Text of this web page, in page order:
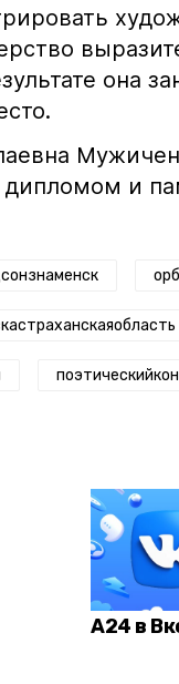
она
дипломом и
А24 в